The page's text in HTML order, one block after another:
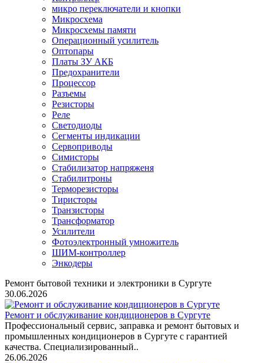
микро переключатели и кнопки
Микросхема
Микросхемы памяти
Операционный усилитель
Оптопары
Платы ЗУ АКБ
Предохранители
Процессор
Разъемы
Резисторы
Реле
Светодиоды
Сегменты индикации
Сервоприводы
Симисторы
Стабилизатор напряженя
Стабилитроны
Терморезисторы
Тиристоры
Транзисторы
Трансформатор
Усилители
Фотоэлектронный умножитель
ШИМ-контроллер
Энкодеры
Ремонт бытовой техники и электроники в Сургуте
30.06.2026
Ремонт и обслуживание кондиционеров в Сургуте
Профессиональный сервис, заправка и ремонт бытовых и
промышленных кондиционеров в Сургуте с гарантией
качества. Специализированный..
26.06.2026